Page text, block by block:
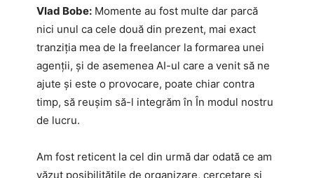
Vlad Bobe: Momente au fost multe dar parcă
nici unul ca cele două din prezent, mai exact
tranziția mea de la freelancer la formarea unei
agenții, și de asemenea AI-ul care a venit să ne
ajute și este o provocare, poate chiar contra
timp, să reușim să-l integrăm în În modul nostru
de lucru.
Am fost reticent la cel din urmă dar odată ce am
văzut posibilitățile de organizare, cercetare și